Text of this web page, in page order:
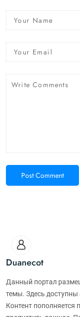
Post Comment
Duanecot
Данный портал
темы. Здесь доступны
Контент пополняется